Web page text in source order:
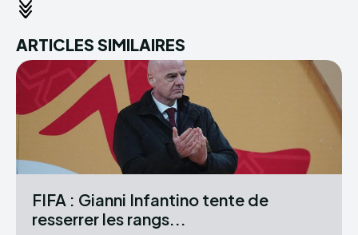
ARTICLES SIMILAIRES
FIFA : Gianni Infantino tente de
resserrer les rangs...